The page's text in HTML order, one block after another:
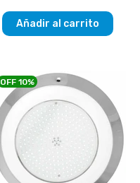
Añadir al carrito
OFF 10%